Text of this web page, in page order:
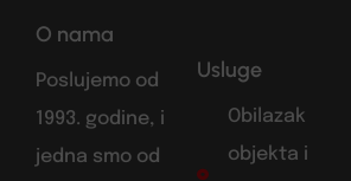
O nama
Poslujemo od
1993. godine, i
jedna smo od
Usluge
Obilazak
objekta i